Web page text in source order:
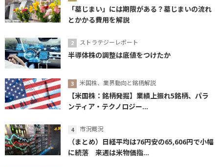
「墓じまい」には期限がある？墓じまいの流れ
とかかる費用を解説
ストラテジーレポート
半導体株の調整は底値をつけたか
米国株、業界動向と銘柄解説
【米国株：銘柄発掘】業績上振れ5銘柄、パラ
ンティア・テクノロジー...
市況概況
（まとめ）日経平均は76円安の65,606円で小幅
に続落 来週は米物価指...